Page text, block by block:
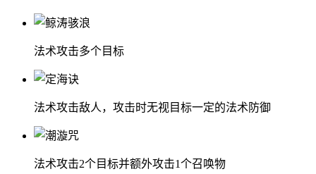
法术攻击多个目标
法术攻击敌人，攻击时无视目标一定的法术防御
法术攻击2个目标并额外攻击1个召唤物